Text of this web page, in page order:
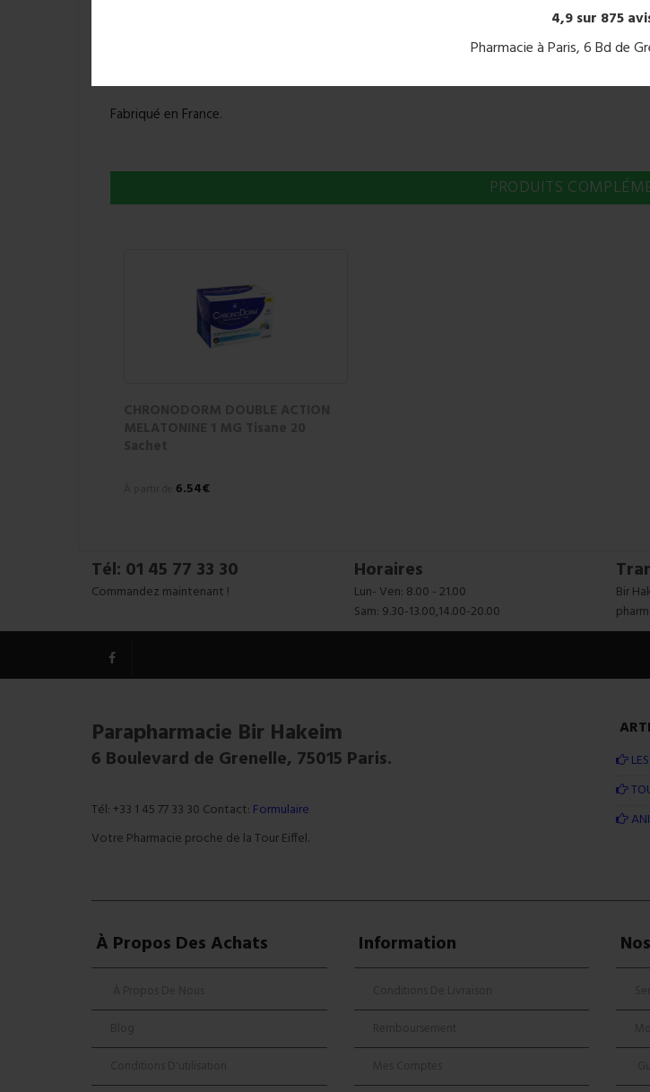
4,9 sur 875
Pharmacie à Paris, 6 Bd de
Fabriqué en France.
PRODUITS
6.54€
Tél: 01 45 77 33 30
Commandez maintenant !
Horaires
Lun- Ven: 8.00 - 21.00
Sam: 9.30-13.00,14.00-20.00
Bir
Parapharmacie Bir Hakeim
6 Boulevard de Grenelle, 75015 Paris.
Tél: +33 1 45 77 33 30 Contact: Formulaire
Votre Pharmacie proche de la Tour Eiffel.
À Propos Des Achats Information